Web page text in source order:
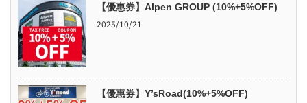
【優惠券】Alpen GROUP (10%+5%OFF)
2025/10/21
【優惠券】Y’sRoad(10%+5%OFF)